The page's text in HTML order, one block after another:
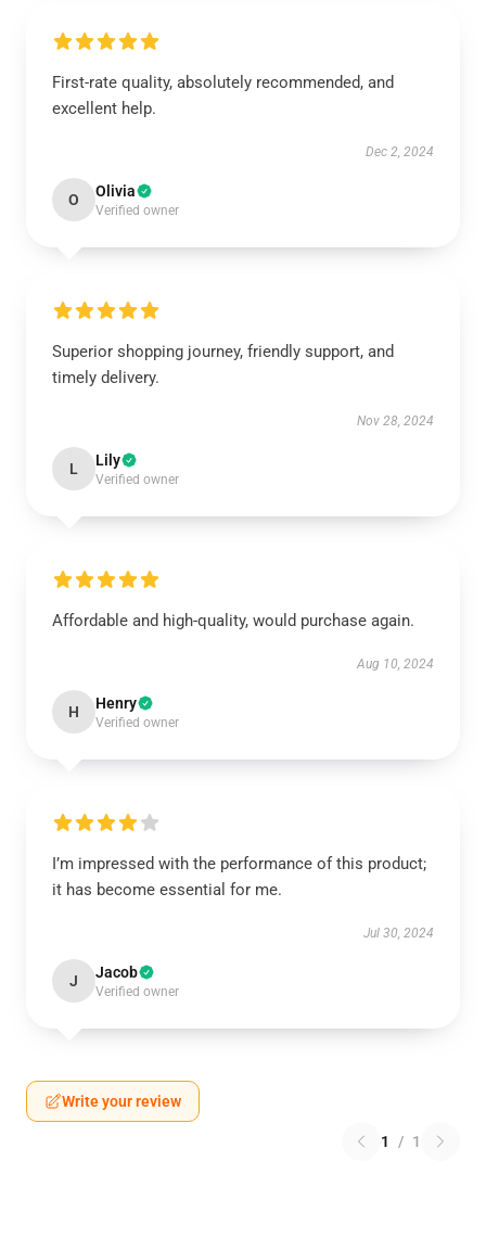
First-rate quality, absolutely recommended, and
excellent help.
Dec 2, 2024
O Olivia
Verified owner
Superior shopping journey, friendly support, and
timely delivery.
Nov 28, 2024
L Lily
Verified owner
Affordable and high-quality, would purchase again.
Aug 10, 2024
H Henry
Verified owner
I’m impressed with the performance of this product;
it has become essential for me.
Jul 30, 2024
J Jacob
Verified owner
Write your review
1 / 1